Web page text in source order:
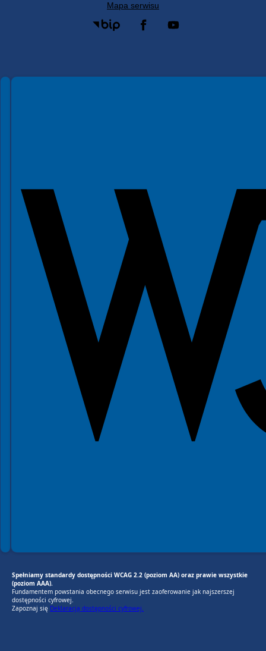
Mapa serwisu
Spełniamy standardy WCAG 2.2
Spełniamy standardy W3C
Spełniamy standardy dostępności WCAG 2.2 (poziom AA) oraz prawie wszystkie
(poziom AAA).
Fundamentem powstania obecnego serwisu jest zaoferowanie jak najszerszej
dostępności cyfrowej.
Zapoznaj się Deklaracją dostępności cyfrowej.